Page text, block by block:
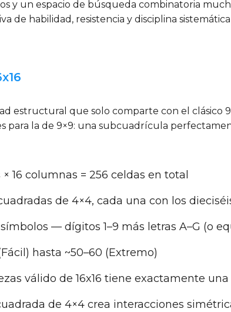
y un espacio de búsqueda combinatoria
de habilidad, resistencia y disciplina
estructural que solo comparte con el clásico
para la de 9×9: una subcuadrícula
× 16 columnas = 256 celdas en total
de 4×4, cada una con los
— dígitos 1–9 más letras A–G (o
hasta ~50–60 (Extremo)
válido de 16x16 tiene exactamente
de 4×4 crea interacciones